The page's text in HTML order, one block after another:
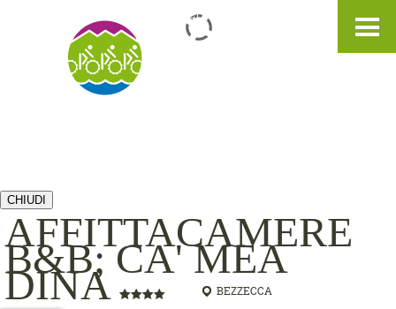
EN
CHIUDI
AFFITTACAMERE
B&B; CA' MEA
DINA BEZZECCA